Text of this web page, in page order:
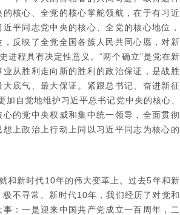
核心、全党的核心掌舵领航，在于有习近
平同志党中央的核心、全党的核心地位，
反映了全党全国各族人民共同心愿，对新
进程具有决定性意义。“两个确立”是党在新
从胜利走向新的胜利的政治保证，是战胜
底气、最大保证。紧跟总书记、奋进新征
自觉地维护习近平总书记党中央的核心、
的党中央权威和集中统一领导，全面贯彻
上政治上行动上同以习近平同志为核心的
和新时代10年的伟大变革上。过去5年和新
不寻常。新时代10年，我们经历了对党和
：一是迎来中国共产党成立一百周年，二